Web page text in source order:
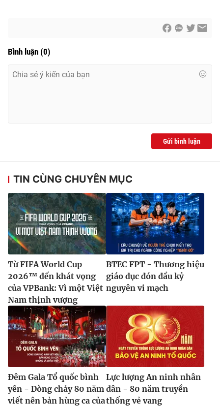
Bình luận (0)
Gửi bình luận
TIN CÙNG CHUYÊN MỤC
Từ FIFA World Cup
2026™ đến khát vọng
của VPBank: Vì một Việt
Nam thịnh vượng
BTEC FPT - Thương hiệu
giáo dục đón đầu kỷ
nguyên vi mạch
Đêm Gala Tổ quốc bình
yên - Dòng chảy 80 năm
viết nên bản hùng ca của
Lực lượng An ninh nhân
dân - 80 năm truyền
thống vẻ vang